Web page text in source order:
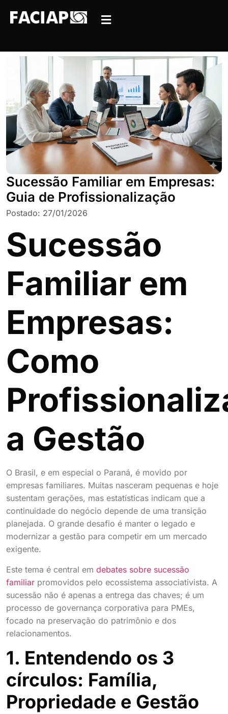
Sucessão Familiar em Empresas:
Guia de Profissionalização
Postado: 27/01/2026
Sucessão
Familiar em
Empresas:
Como
a Gestão
O Brasil, e em especial o Paraná, é movido por
empresas familiares. Muitas nasceram pequenas e hoje
sustentam gerações, mas estatísticas indicam que a
continuidade do negócio depende de uma transição
planejada. O grande desafio é manter o legado e
modernizar a gestão para competir em um mercado
exigente.
Este tema é central em debates sobre sucessão
familiar promovidos pelo ecossistema associativista. A
sucessão não é apenas a entrega das chaves; é um
processo de governança corporativa para PMEs,
focado na preservação do patrimônio e dos
relacionamentos.
1. Entendendo os 3
círculos: Família,
Propriedade e Gestão